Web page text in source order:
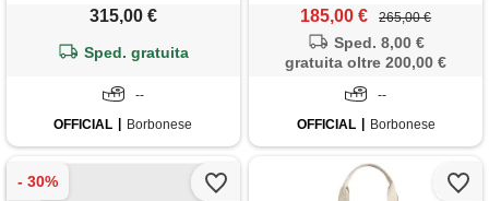
315,00 €
Sped. gratuita
--
OFFICIAL
Borbonese
185,00 € 265,00 €
Sped. 8,00 €
gratuita oltre 200,00 €
--
OFFICIAL
Borbonese